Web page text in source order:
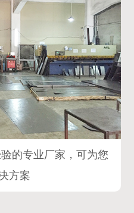
的专业厂家，可为您
方案